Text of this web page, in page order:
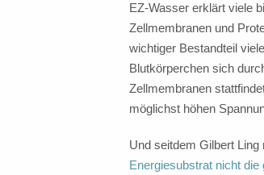
EZ-Wasser erklärt viele
Zellmembranen und
wichtiger Bestandteil
Blutkörperchen sich
Zellmembranen
möglichst höhen
Und seitdem Gilbert
Energiesubstrat nicht